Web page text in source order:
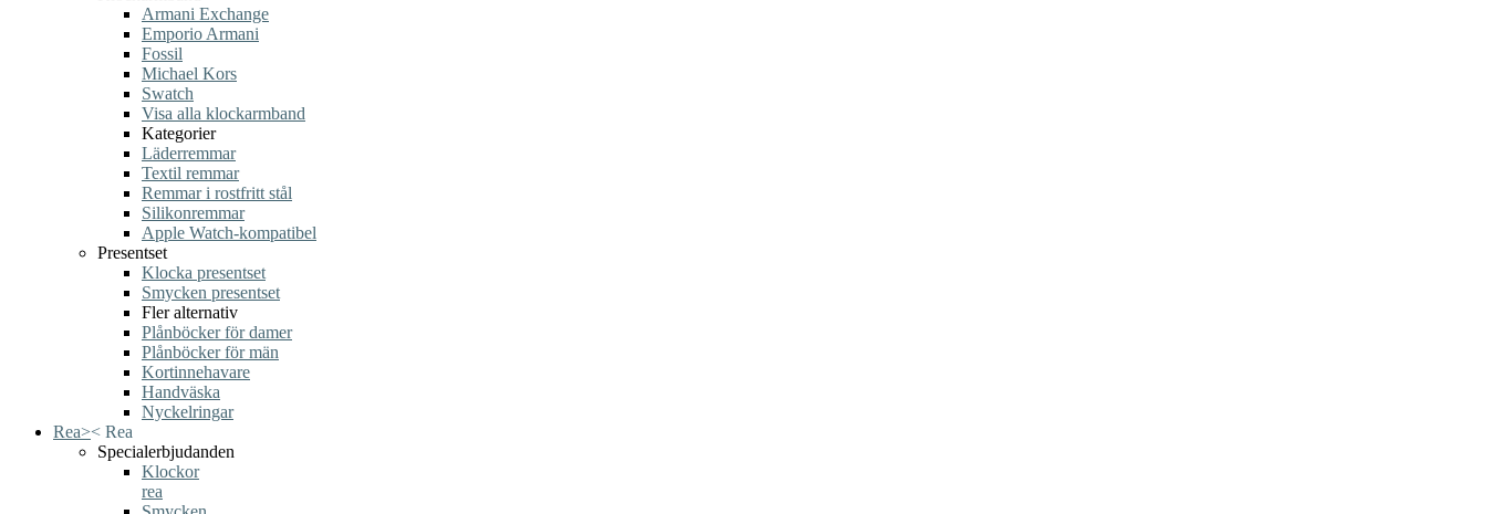
Armani Exchange
Emporio Armani
Fossil
Michael Kors
Swatch
Visa alla klockarmband
Kategorier
Läderremmar
Textil remmar
Remmar i rostfritt stål
Silikonremmar
Apple Watch-kompatibel
Presentset
Klocka presentset
Smycken presentset
Fler alternativ
Plånböcker för damer
Plånböcker för män
Kortinnehavare
Handväska
Nyckelringar
Rea>< Rea
Specialerbjudanden
Klockor
rea